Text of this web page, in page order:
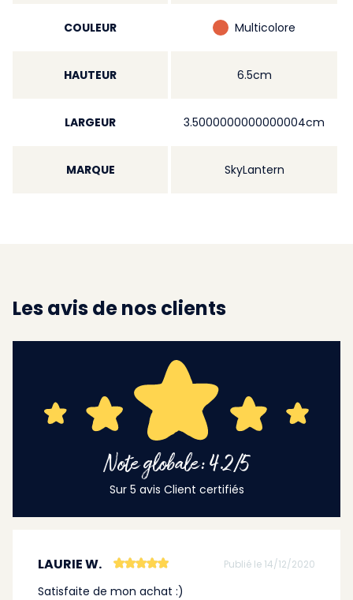
COULEUR Multicolore
HAUTEUR 6.5cm
LARGEUR 3.5000000000000004cm
MARQUE SkyLantern
Les avis de nos clients
LAURIE W. Publié le 14/12/2020
Satisfaite de mon achat :)
Note globale: 4.2/5
Sur 5 avis Client certifiés